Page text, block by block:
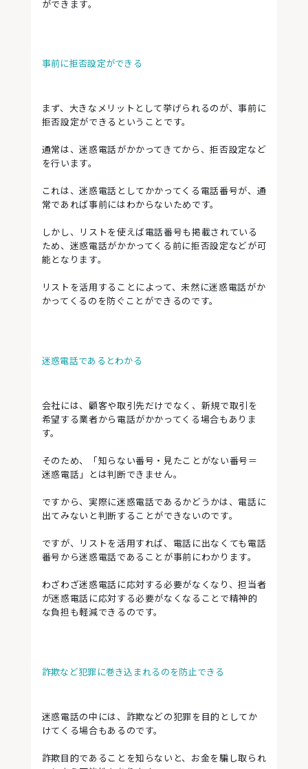
ができます。
事前に拒否設定ができる
まず、大きなメリットとして挙げられるのが、事前に
拒否設定ができるということです。
通常は、迷惑電話がかかってきてから、拒否設定など
を行います。
これは、迷惑電話としてかかってくる電話番号が、通
常であれば事前にはわからないためです。
しかし、リストを使えば電話番号も掲載されている
ため、迷惑電話がかかってくる前に拒否設定などが可
能となります。
リストを活用することによって、未然に迷惑電話がか
かってくるのを防ぐことができるのです。
迷惑電話であるとわかる
会社には、顧客や取引先だけでなく、新規で取引を
希望する業者から電話がかかってくる場合もありま
す。
そのため、「知らない番号・見たことがない番号＝
迷惑電話」とは判断できません。
ですから、実際に迷惑電話であるかどうかは、電話に
出てみないと判断することができないのです。
ですが、リストを活用すれば、電話に出なくても電話
番号から迷惑電話であることが事前にわかります。
わざわざ迷惑電話に応対する必要がなくなり、担当者
が迷惑電話に応対する必要がなくなることで精神的
な負担も軽減できるのです。
詐欺など犯罪に巻き込まれるのを防止できる
迷惑電話の中には、詐欺などの犯罪を目的としてか
けてくる場合もあるのです。
詐欺目的であることを知らないと、お金を騙し取られ